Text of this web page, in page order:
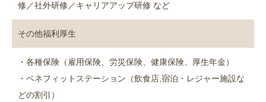
修／社外研修／キャリアアップ研修 など
その他福利厚生
・各種保険（雇用保険、労災保険、健康保険、厚生年金）
・ベネフィットステーション（飲食店,宿泊・レジャー施設な
どの割引）